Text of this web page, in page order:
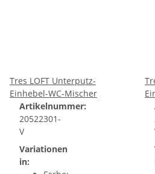
Tres LOFT Unterputz-
Einhebel-WC-Mischer
Artikelnummer:
20522301-
V
Variationen
in: